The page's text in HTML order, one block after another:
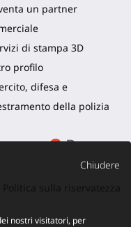
un partner
di stampa 3D
profilo
difesa e
della polizia
Reso e Rimborso
Chiudere
nostri visitatori, per